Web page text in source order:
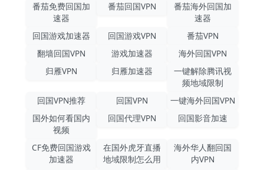
番茄免费回国加
速器
番茄回国VPN
番茄海外回国加
速器
回国游戏加速器
回国游戏VPN
番茄VPN
翻墙回国VPN
游戏加速器
海外回国VPN
归雁VPN
归雁加速器
一键解除腾讯视
频地域限制
回国VPN推荐
回国VPN
一键海外回国VPN
国外如何看国内
视频
回国代理VPN 回国影音加速
CF免费回国游戏
加速器
在国外虎牙直播
地域限制怎么用
海外华人翻回国
内VPN